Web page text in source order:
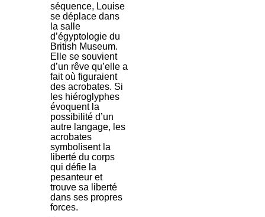
séquence, Louise
se déplace dans
la salle
d’égyptologie du
British Museum.
Elle se souvient
d’un rêve qu’elle a
fait où figuraient
des acrobates. Si
les hiéroglyphes
évoquent la
possibilité d’un
autre langage, les
acrobates
symbolisent la
liberté du corps
qui défie la
pesanteur et
trouve sa liberté
dans ses propres
forces.